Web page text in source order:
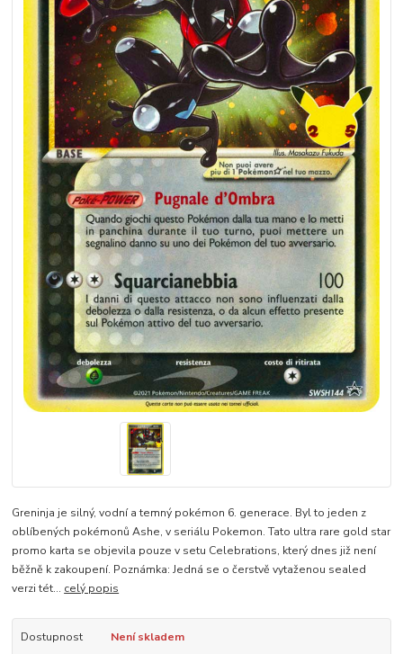
Greninja je silný, vodní a temný pokémon 6. generace. Byl to jeden z
oblíbených pokémonů Ashe, v seriálu Pokemon. Tato ultra rare gold star
promo karta se objevila pouze v setu Celebrations, který dnes již není
běžně k zakoupení. Poznámka: Jedná se o čerstvě vytaženou sealed
verzi tét... celý popis
Dostupnost
Není skladem